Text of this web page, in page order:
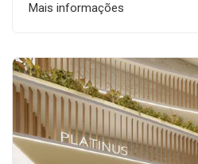
Mais informações